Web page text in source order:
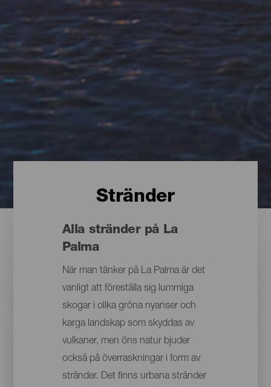
Stränder
Alla stränder på La
Palma
När man tänker på La Palma är det
vanligt att föreställa sig lummiga
skogar i olika gröna nyanser och
karga landskap som skyddas av
vulkaner, men öns natur bjuder
också på överraskningar i form av
stränder. Det finns urbana stränder